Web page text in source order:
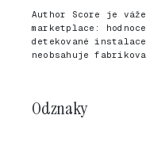
Author Score je
marketplace:
detekované
neobsahuje
Odznaky